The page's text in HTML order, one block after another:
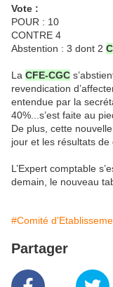
Vote :
POUR : 10
CONTRE 4
Abstention : 3 dont 2
La CFE-CGC
revendication
entendue par la
40%...s’est faite au
De plus, cette
jour et les résultats de
L’Expert comptable
demain, le nouveau
#Comité
Partager